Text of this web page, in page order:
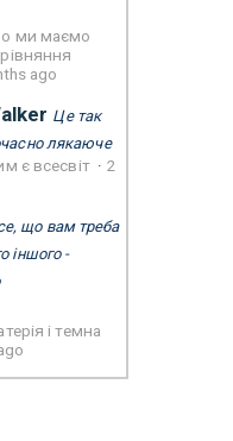
ми маємо
ago
Це так
лякаюче
є всесвіт · 2
що вам треба
іншого -
і темна